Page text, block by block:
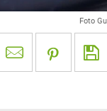
Foto